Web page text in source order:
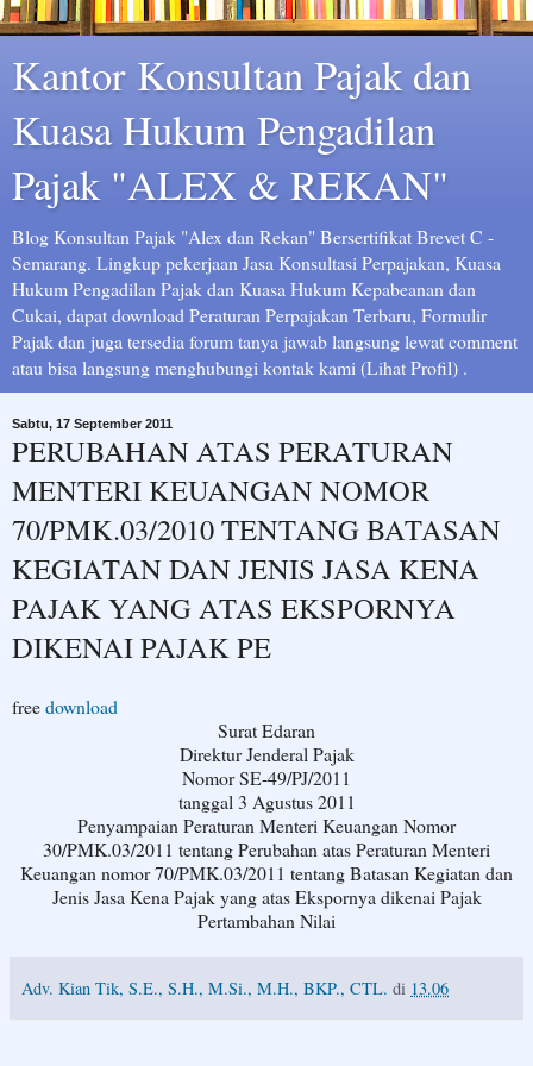
Kantor Konsultan Pajak dan
Kuasa Hukum Pengadilan
Pajak "ALEX & REKAN"
Blog Konsultan Pajak "Alex dan Rekan" Bersertifikat Brevet C -
Semarang. Lingkup pekerjaan Jasa Konsultasi Perpajakan, Kuasa
Hukum Pengadilan Pajak dan Kuasa Hukum Kepabeanan dan
Cukai, dapat download Peraturan Perpajakan Terbaru, Formulir
Pajak dan juga tersedia forum tanya jawab langsung lewat comment
atau bisa langsung menghubungi kontak kami (Lihat Profil) .
Sabtu, 17 September 2011
PERUBAHAN ATAS PERATURAN
MENTERI KEUANGAN NOMOR
70/PMK.03/2010 TENTANG BATASAN
KEGIATAN DAN JENIS JASA KENA
PAJAK YANG ATAS EKSPORNYA
DIKENAI PAJAK PE
freedownload
Surat Edaran
Direktur Jenderal Pajak
Nomor SE-49/PJ/2011
tanggal 3 Agustus 2011
Penyampaian Peraturan Menteri Keuangan Nomor
30/PMK.03/2011 tentang Perubahan atas Peraturan Menteri
Keuangan nomor 70/PMK.03/2011 tentang Batasan Kegiatan dan
Jenis Jasa Kena Pajak yang atas Ekspornya dikenai Pajak
Pertambahan Nilai
Adv. Kian Tik, S.E., S.H., M.Si., M.H., BKP., CTL. di 13.06